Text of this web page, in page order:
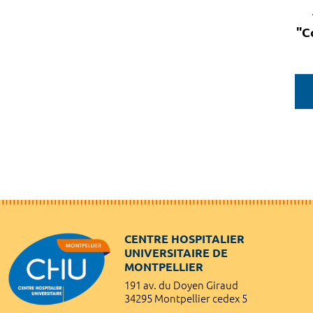
CENTRE HOSPITALIER
UNIVERSITAIRE DE
MONTPELLIER
191 av. du Doyen Giraud
34295 Montpellier cedex 5